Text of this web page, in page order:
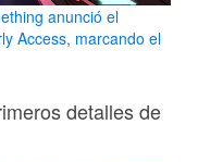
anunció el
Access, marcando el
detalles de